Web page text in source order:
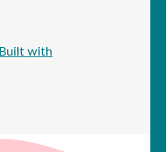
Built with